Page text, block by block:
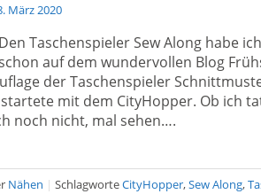
März 2020
Den Taschenspieler Sew Along habe
auf dem wundervollen Blog
der Taschenspieler
mit dem CityHopper. Ob ich
noch nicht, mal sehen….
Nähen | SchlagworteCityHopper,Sew Along,